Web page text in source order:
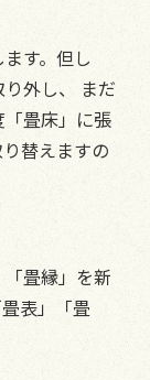
す。但し
り外し、 まだ
畳床」に張
替えますの
畳縁」を新
表」「畳